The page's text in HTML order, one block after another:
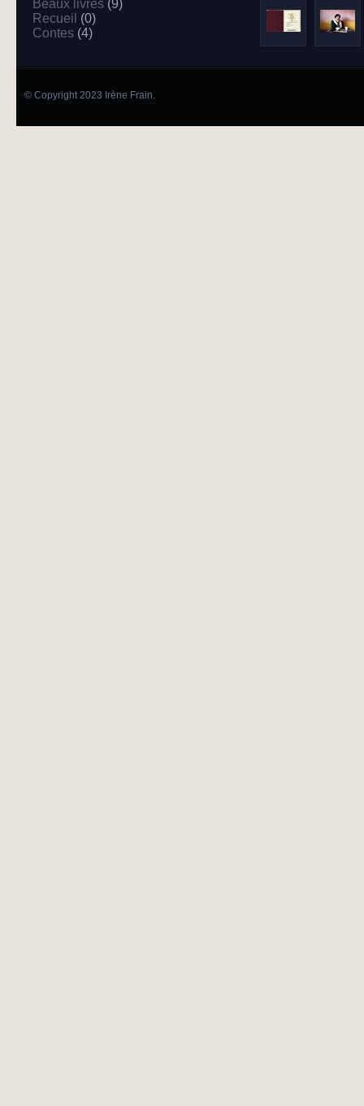
Beaux livres (9)
Recueil (0)
Contes (4)
© Copyright 2023 Irène Frain.